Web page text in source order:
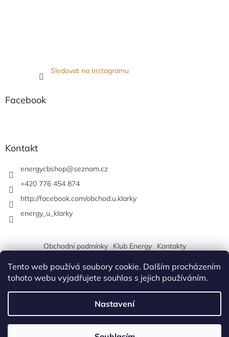
Tento web používá soubory cookie. Dalším procházením
tohoto webu vyjadřujete souhlas s jejich používáním.
Nastavení
Sledovat na Instagramu
Facebook
Kontakt
energycbshop@seznam.cz
+420 776 454 874
http://facebook.com/obchod.u.klarky
energy_u_klarky
Obchodní podmínky Klub Energy Kontakty